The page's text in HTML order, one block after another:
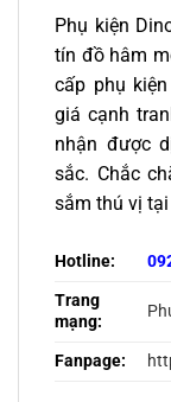
Phụ kiện
tín đồ hâm
cấp phụ
giá cạnh
nhận được
sắc. Chắc
sắm thú vị
Hotline:
Trang
mạng:
Fanpage: